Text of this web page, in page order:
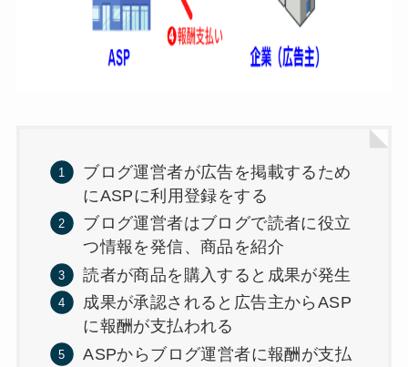
ブログ運営者が広告を掲載するため
にASPに利用登録をする
ブログ運営者はブログで読者に役立
つ情報を発信、商品を紹介
読者が商品を購入すると成果が発生
成果が承認されると広告主からASP
に報酬が支払われる
ASPからブログ運営者に報酬が支払